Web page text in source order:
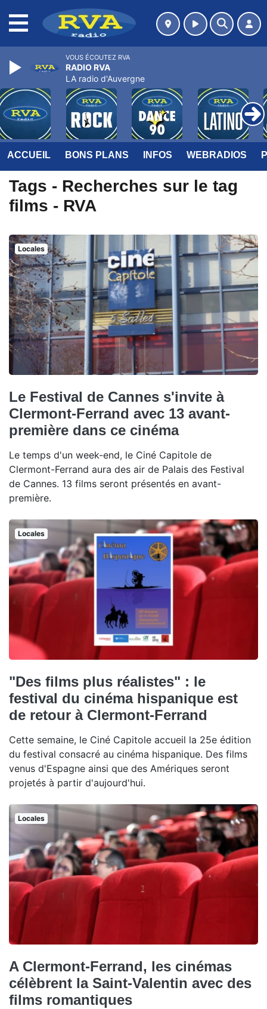
ACCUEIL BONS PLANS INFOS WEBRADIOS
Tags - Recherches sur le tag
films - RVA
Locales
Le Festival de Cannes s'invite à
Clermont-Ferrand avec 13 avant-
première dans ce cinéma
Le temps d'un week-end, le Ciné Capitole de
Clermont-Ferrand aura des air de Palais des Festival
de Cannes. 13 films seront présentés en avant-
première.
Locales
"Des films plus réalistes" : le
festival du cinéma hispanique est
de retour à Clermont-Ferrand
Cette semaine, le Ciné Capitole accueil la 25e édition
du festival consacré au cinéma hispanique. Des films
venus d'Espagne ainsi que des Amériques seront
projetés à partir d'aujourd'hui.
Locales
A Clermont-Ferrand, les cinémas
célèbrent la Saint-Valentin avec des
films romantiques
VOUS ÉCOUTEZ RVA
RADIO RVA
LA radio d'Auvergne